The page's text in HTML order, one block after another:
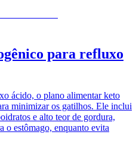
para refluxo
ácido, o plano alimentar keto
minimizar os gatilhos. Ele inclui
e alto teor de gordura,
o estômago, enquanto evita